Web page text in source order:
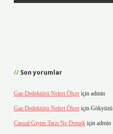
Son yorumlar
Gaz Dedektörü Neleri Ölçer için admin
Gaz Dedektörü Neleri Ölçer için Gökyüzü
Casual Giyim Tarzı Ne Demek için admin